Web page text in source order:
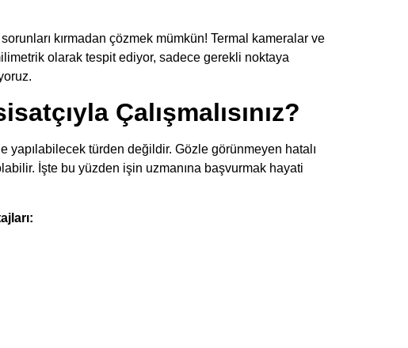
kırmadan çözmek mümkün! Termal kameralar ve
olarak tespit ediyor, sadece gerekli noktaya
Çalışmalısınız?
yapılabilecek türden değildir. Gözle görünmeyen hatalı
İşte bu yüzden işin uzmanına başvurmak hayati